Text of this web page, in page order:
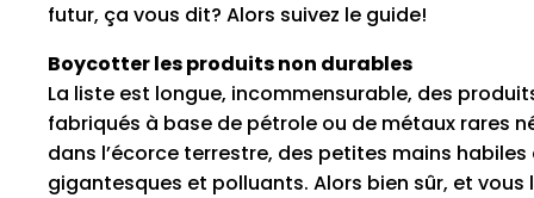
futur, ça vous dit? Alors suivez le guide!
Boycotter les produits non durables
La liste est longue, incommensurable, des
fabriqués à base de pétrole ou de métaux rares
dans l’écorce terrestre, des petites mains
gigantesques et polluants. Alors bien sûr, et vous